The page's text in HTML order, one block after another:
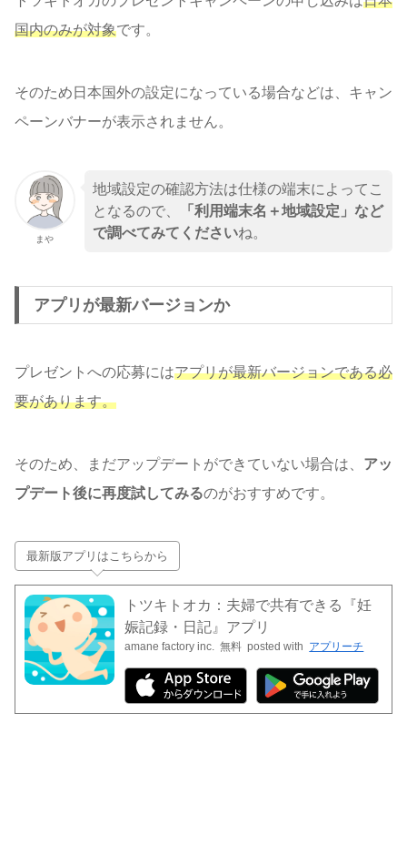
国内のみが対象です。
そのため日本国外の設定になっている場合などは、キャン
ペーンバナーが表示されません。
まや
地域設定の確認方法は仕様の端末によってこ
となるので、
「利用端末名＋地域設定」など
で調べてみてくださいね。
アプリが最新バージョンか
プレゼントへの応募にはアプリが最新バージョンである必
要があります。
そのため、まだアップデートができていない場合は、 アッ
プデート後に再度試してみるのがおすすめです。
最新版アプリはこちらから
トツキトオカ：夫婦で共有できる『妊
娠記録・日記』アプリ
amane factory inc. 無料 posted with アプリーチ